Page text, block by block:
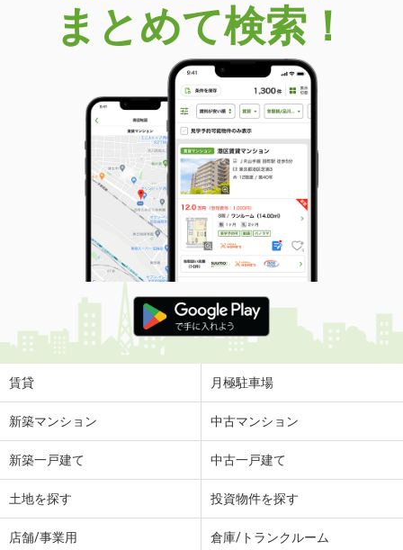
まとめて検索！
賃貸 月極駐車場
新築マンション 中古マンション
新築一戸建て 中古一戸建て
土地を探す 投資物件を探す
店舗/事業用 倉庫/トランクルーム